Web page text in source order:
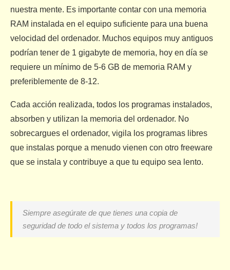
nuestra mente. Es importante contar con una memoria
RAM instalada en el equipo suficiente para una buena
velocidad del ordenador. Muchos equipos muy antiguos
podrían tener de 1 gigabyte de memoria, hoy en día se
requiere un mínimo de 5-6 GB de memoria RAM y
preferiblemente de 8-12.
Cada acción realizada, todos los programas instalados,
absorben y utilizan la memoria del ordenador. No
sobrecargues el ordenador, vigila los programas libres
que instalas porque a menudo vienen con otro freeware
que se instala y contribuye a que tu equipo sea lento.
Siempre asegúrate de que tienes una copia de
seguridad de todo el sistema y todos los programas!